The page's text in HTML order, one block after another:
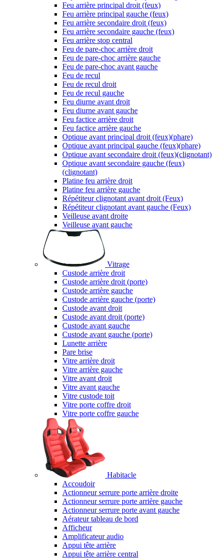
Feu arrière principal droit (feux)
Feu arrière principal gauche (feux)
Feu arrière secondaire droit (feux)
Feu arrière secondaire gauche (feux)
Feu arrière stop central
Feu de pare-choc arrière droit
Feu de pare-choc arrière gauche
Feu de pare-choc avant gauche
Feu de recul
Feu de recul droit
Feu de recul gauche
Feu diurne avant droit
Feu diurne avant gauche
Feu factice arrière droit
Feu factice arrière gauche
Optique avant principal droit (feux)(phare)
Optique avant principal gauche (feux)(phare)
Optique avant secondaire droit (feux)(clignotant)
Optique avant secondaire gauche (feux)
(clignotant)
Platine feu arrière droit
Platine feu arrière gauche
Répétiteur clignotant avant droit (Feux)
Répétiteur clignotant avant gauche (Feux)
Veilleuse avant droite
Veilleuse avant gauche
Vitrage
Custode arrière droit
Custode arrière droit (porte)
Custode arrière gauche
Custode arrière gauche (porte)
Custode avant droit
Custode avant droit (porte)
Custode avant gauche
Custode avant gauche (porte)
Lunette arrière
Pare brise
Vitre arrière droit
Vitre arrière gauche
Vitre avant droit
Vitre avant gauche
Vitre custode toit
Vitre porte coffre droit
Vitre porte coffre gauche
Habitacle
Accoudoir
Actionneur serrure porte arrière droite
Actionneur serrure porte arrière gauche
Actionneur serrure porte avant gauche
Aérateur tableau de bord
Afficheur
Amplificateur audio
Appui tête arrière
Appui tête arrière central